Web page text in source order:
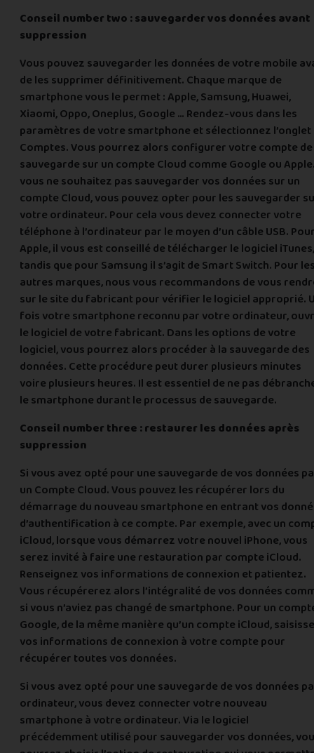
Conseil number two : sauvegarder vos données avant
suppression
Vous pouvez sauvegarder les données de votre mobile
de les supprimer définitivement. Chaque marque de
smartphone vous le permet : Apple, Samsung, Huawei,
Xiaomi, Oppo, Oneplus, Google … Rendez-vous dans les
paramètres de votre smartphone et sélectionnez l’onglet
Comptes. Vous pourrez alors configurer votre compte de
sauvegarde sur un compte Cloud comme Google ou
vous ne souhaitez pas sauvegarder vos données sur un
compte Cloud, vous pouvez opter pour les sauvegarder
votre ordinateur. Pour cela vous devez connecter votre
téléphone à l’ordinateur par le moyen d’un câble USB.
Apple, il vous est conseillé de télécharger le logiciel
tandis que pour Samsung il s’agit de Smart Switch. Pour
autres marques, nous vous recommandons de vous
sur le site du fabricant pour vérifier le logiciel approprié.
fois votre smartphone reconnu par votre ordinateur,
le logiciel de votre fabricant. Dans les options de votre
logiciel, vous pourrez alors procéder à la sauvegarde des
données. Cette procédure peut durer plusieurs minutes
voire plusieurs heures. Il est essentiel de ne pas
le smartphone durant le processus de sauvegarde.
Conseil number three : restaurer les données après
suppression
Si vous avez opté pour une sauvegarde de vos données
un Compte Cloud. Vous pouvez les récupérer lors du
démarrage du nouveau smartphone en entrant vos
d’authentification à ce compte. Par exemple, avec un
iCloud, lorsque vous démarrez votre nouvel iPhone, vous
serez invité à faire une restauration par compte iCloud.
Renseignez vos informations de connexion et patientez.
Vous récupérerez alors l’intégralité de vos données
si vous n’aviez pas changé de smartphone. Pour un
Google, de la même manière qu’un compte iCloud,
vos informations de connexion à votre compte pour
récupérer toutes vos données.
Si vous avez opté pour une sauvegarde de vos données
ordinateur, vous devez connecter votre nouveau
smartphone à votre ordinateur. Via le logiciel
précédemment utilisé pour sauvegarder vos données,